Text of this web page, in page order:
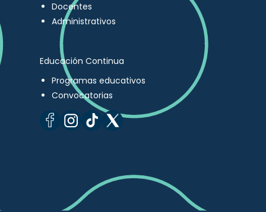
Docentes
Administrativos
Educación Continua
Programas educativos
Convocatorias